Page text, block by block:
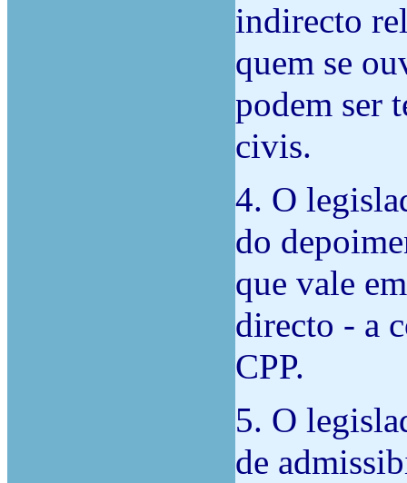
indirecto
quem se
podem ser
civis.
4. O
do
que vale
directo - a
CPP.
5. O
de